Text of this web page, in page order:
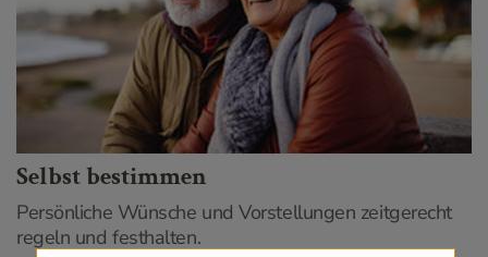
Selbst bestimmen
Persönliche Wünsche und Vorstellungen zeitgerecht
regeln und festhalten.